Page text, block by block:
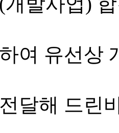
여 유선상
달해 드린